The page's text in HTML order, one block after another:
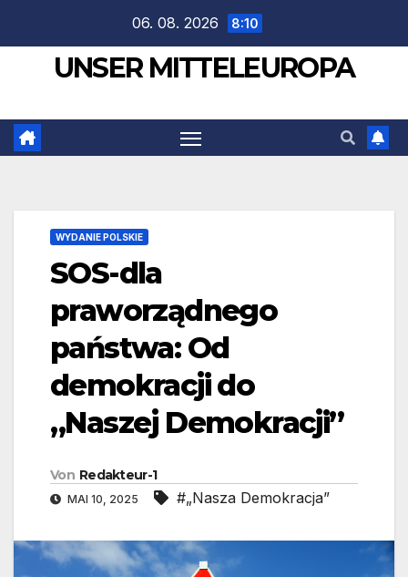
springen
06. 08. 2026 8:10
UNSER MITTELEUROPA
WYDANIE POLSKIE
SOS-dla
praworządnego
państwa: Od
demokracji do
„Naszej Demokracji”
Von Redakteur-1
MAI 10, 2025 #„Nasza Demokracja”